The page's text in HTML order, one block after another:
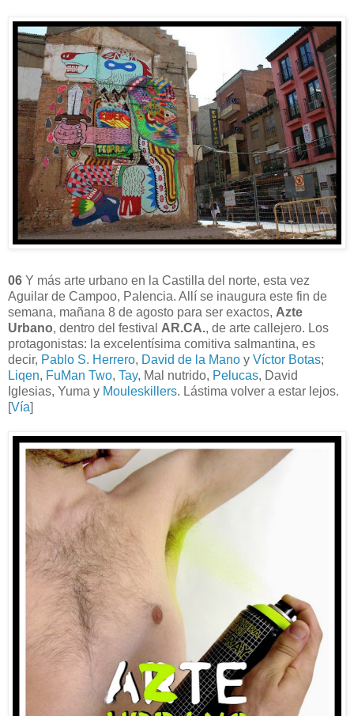
06 Y más arte urbano en la Castilla del norte, esta vez
Aguilar de Campoo, Palencia. Allí se inaugura este fin de
semana, mañana 8 de agosto para ser exactos, Azte
Urbano, dentro del festival AR.CA., de arte callejero. Los
protagonistas: la excelentísima comitiva salmantina, es
decir, Pablo S. Herrero, David de la Mano y Víctor Botas;
Liqen, FuMan Two, Tay, Mal nutrido, Pelucas, David
Iglesias, Yuma y Mouleskillers. Lástima volver a estar lejos.
[Vía]